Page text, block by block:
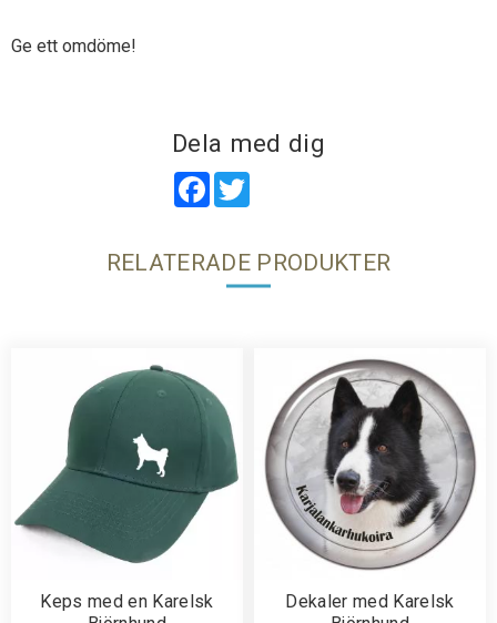
Ge ett omdöme!
Dela med dig
Facebook
RELATERADE PRODUKTER
Keps med en Karelsk
Dekaler med Karelsk